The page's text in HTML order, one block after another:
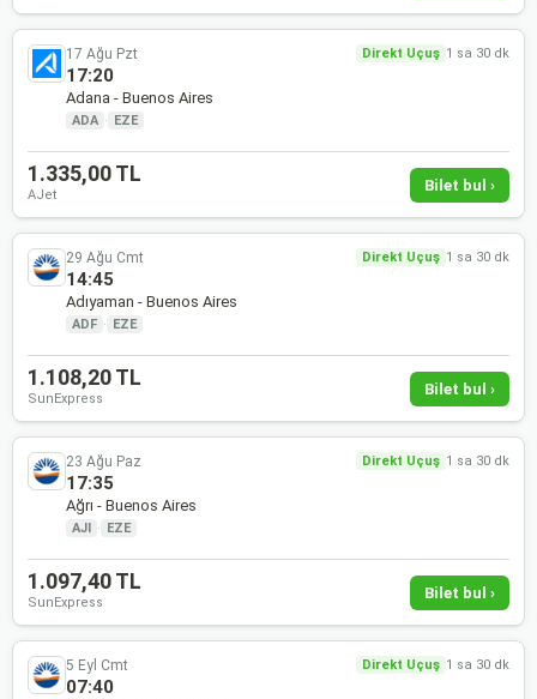
17 Ağu Pzt Direkt Uçuş 1 sa 30 dk
17:20
Adana - Buenos Aires
ADA · EZE
1.335,00 TL
AJet
Bilet bul ›
29 Ağu Cmt Direkt Uçuş 1 sa 30 dk
14:45
Adıyaman - Buenos Aires
ADF · EZE
1.108,20 TL
SunExpress
Bilet bul ›
23 Ağu Paz Direkt Uçuş 1 sa 30 dk
17:35
Ağrı - Buenos Aires
AJI · EZE
1.097,40 TL
SunExpress
Bilet bul ›
5 Eyl Cmt Direkt Uçuş 1 sa 30 dk
07:40